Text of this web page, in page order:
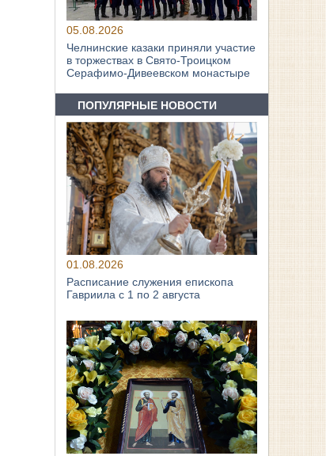
05.08.2026
Челнинские казаки приняли участие
в торжествах в Свято‑Троицком
Серафимо‑Дивеевском монастыре
ПОПУЛЯРНЫЕ НОВОСТИ
01.08.2026
Расписание служения епископа
Гавриила с 1 по 2 августа